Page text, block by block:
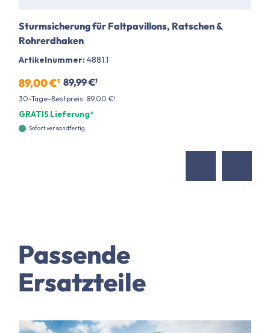
Sturmsicherung für Faltpavillons, Ratschen &
Rohrerdhaken
Artikelnummer:4881.1
89,00 €¹ 89,99 €¹
30-Tage-Bestpreis: 89,00 €¹
GRATIS Lieferung²
Sofort versandfertig
Passende
Ersatzteile